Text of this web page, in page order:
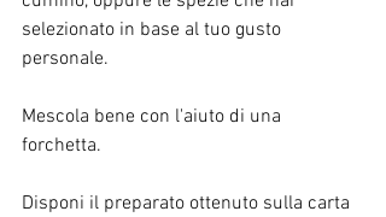
selezionato in base al tuo gusto
personale.
Mescola bene con l'aiuto di una
forchetta.
Disponi il preparato ottenuto sulla carta